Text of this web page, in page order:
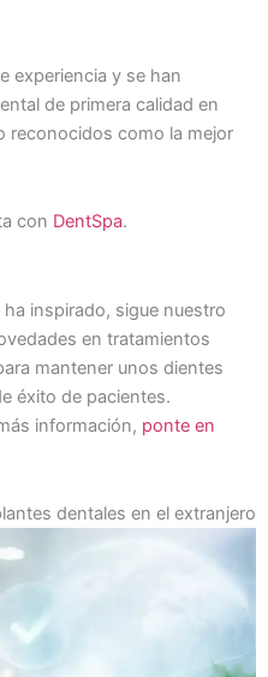
experiencia y se han
de primera calidad en
reconocidos como la mejor
con DentSpa.
inspirado, sigue nuestro
en tratamientos
mantener unos dientes
éxito de pacientes.
información, ponte en
dentales en el extranjero